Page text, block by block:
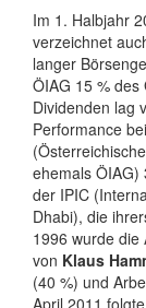
Im 1. Halbjahr
verzeichnet
langer
ÖIAG 15 %
Dividenden lag
Performance
ehemals ÖIAG)
der IPIC
Dhabi), die
1996 wurde die
von Klaus
(40 %) und